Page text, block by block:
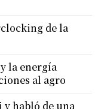
de la
la energía
al agro
habló de una